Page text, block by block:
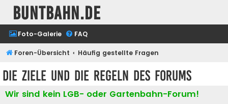
buntbahn.de
Foto-Galerie FAQ
Foren-Übersicht Häufig gestellte Fragen
Die Ziele und die Regeln des Forums
Wir sind kein LGB- oder Gartenbahn-Forum!